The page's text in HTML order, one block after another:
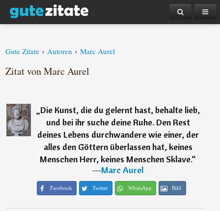
Gute Zitate › Autoren › Marc Aurel
Zitat von Marc Aurel
„Die Kunst, die du gelernt hast, behalte lieb,
und bei ihr suche deine Ruhe. Den Rest
deines Lebens durchwandere wie einer, der
alles den Göttern überlassen hat, keines
Menschen Herr, keines Menschen Sklave.“
―Marc Aurel
Facebook Twitter WhatsApp Bild